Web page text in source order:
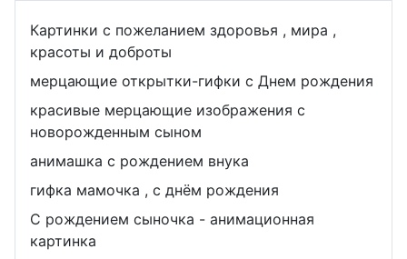
Картинки с пожеланием здоровья , мира ,
красоты и доброты
мерцающие открытки-гифки с Днем рождения
красивые мерцающие изображения с
новорожденным сыном
анимашка с рождением внука
гифка мамочка , с днём рождения
С рождением сыночка - анимационная
картинка